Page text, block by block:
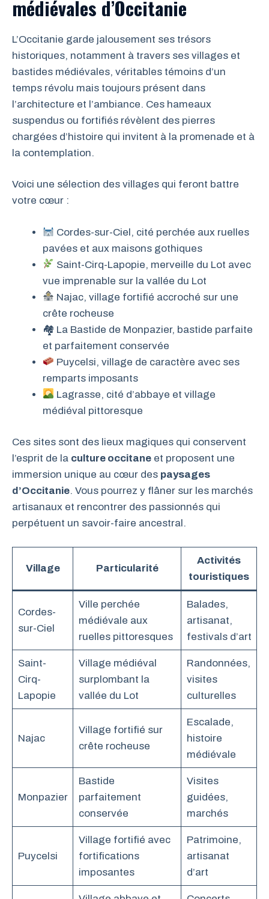
médiévales d’Occitanie
L’Occitanie garde jalousement ses trésors
historiques, notamment à travers ses villages et
bastides médiévales, véritables témoins d’un
temps révolu mais toujours présent dans
l’architecture et l’ambiance. Ces hameaux
suspendus ou fortifiés révèlent des pierres
chargées d’histoire qui invitent à la promenade et à
la contemplation.
Voici une sélection des villages qui feront battre
votre cœur :
Cordes-sur-Ciel, cité perchée aux ruelles
pavées et aux maisons gothiques
Saint-Cirq-Lapopie, merveille du Lot avec
vue imprenable sur la vallée du Lot
Najac, village fortifié accroché sur une
crête rocheuse
🏘 La Bastide de Monpazier, bastide parfaite
et parfaitement conservée
Puycelsi, village de caractère avec ses
remparts imposants
Lagrasse, cité d’abbaye et village
médiéval pittoresque
Ces sites sont des lieux magiques qui conservent
l’esprit de la culture occitane et proposent une
immersion unique au cœur des paysages
d’Occitanie. Vous pourrez y flâner sur les marchés
artisanaux et rencontrer des passionnés qui
perpétuent un savoir-faire ancestral.
Village Particularité
Activités
touristiques
Cordes-
sur-Ciel
Ville perchée
médiévale aux
ruelles pittoresques
Balades,
artisanat,
festivals d’art
Saint-
Cirq-
Lapopie
Village médiéval
surplombant la
vallée du Lot
Randonnées,
visites
culturelles
Najac
Village fortifié sur
crête rocheuse
Escalade,
histoire
médiévale
Monpazier
Bastide
parfaitement
conservée
Visites
guidées,
marchés
Puycelsi
Village fortifié avec
fortifications
imposantes
Patrimoine,
artisanat
d’art